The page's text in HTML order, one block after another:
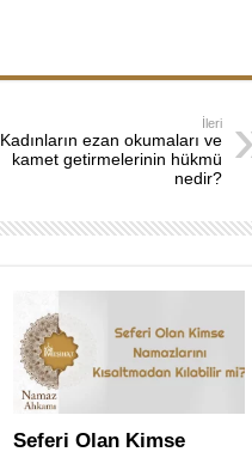
İleri
Kadınların ezan okumaları ve
kamet getirmelerinin hükmü
nedir?
Seferi Olan Kimse